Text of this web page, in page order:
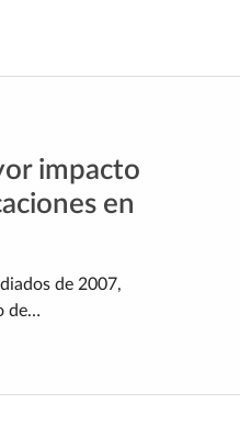
impacto
en
de 2007,
de…